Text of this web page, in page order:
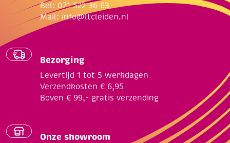
Bel: 071 522 36 63
Mail: info@ltcleiden.nl
Bezorging
Levertijd 1 tot 5 werkdagen
Verzendkosten € 6,95
Boven € 99,- gratis verzending
Onze showroom